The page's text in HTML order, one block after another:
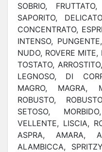
SOBRIO,
SAPORITO,
CONCENTRATO,
INTENSO,
NUDO, ROVERE MITE,
TOSTATO,
LEGNOSO, DI
MAGRO, MAGRA,
ROBUSTO,
SETOSO,
VELLENTE, LISCIA,
ASPRA, AMARA,
ALAMBICCA,